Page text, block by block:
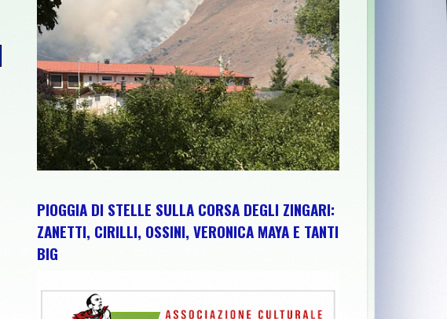
ACCOGLIE LA SESTA EDIZIONE TRA PEDALATE E SAPORI DEL TERRITORIO
PIOGGIA DI STELLE SULLA CORSA DEGLI ZINGARI:
ZANETTI, CIRILLI, OSSINI, VERONICA MAYA E TANTI
BIG